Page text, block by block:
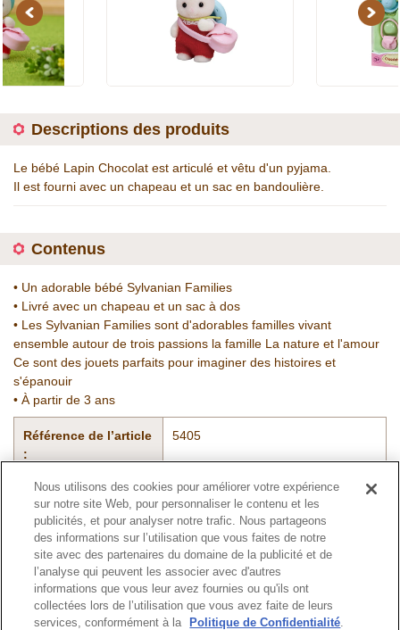
Previous Next
Descriptions des produits
Le bébé Lapin Chocolat est articulé et vêtu d'un pyjama.
Il est fourni avec un chapeau et un sac en bandoulière.
Contenus
• Un adorable bébé Sylvanian Families
• Livré avec un chapeau et un sac à dos
• Les Sylvanian Families sont d'adorables familles vivant
ensemble autour de trois passions la famille La nature et l'amour
Ce sont des jouets parfaits pour imaginer des histoires et
s'épanouir
• À partir de 3 ans
Référence de l’article
:
5405
Catalogue
Haut de page
Nous utilisons des cookies pour améliorer votre expérience
sur notre site Web, pour personnaliser le contenu et les
publicités, et pour analyser notre trafic. Nous partageons
des informations sur l’utilisation que vous faites de notre
site avec des partenaires du domaine de la publicité et de
l’analyse qui peuvent les associer avec d'autres
informations que vous leur avez fournies ou qu'ils ont
collectées lors de l’utilisation que vous avez faite de leurs
services, conformément à la
Politique de Confidentialité.